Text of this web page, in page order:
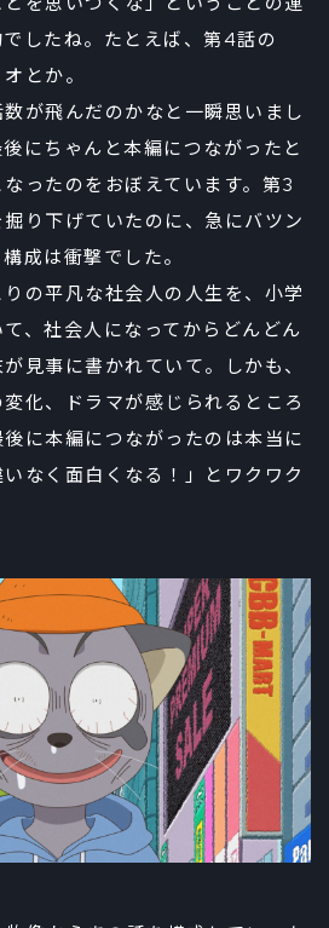
したね。たとえば、第4話の
とか。
が飛んだのかなと一瞬思いまし
にちゃんと本編につながったと
ったのをおぼえています。第3
り下げていたのに、急にバツン
成は衝撃でした。
の平凡な社会人の人生を、小学
、社会人になってからどんどん
見事に書かれていて。しかも、
化、ドラマが感じられるところ
に本編につながったのは本当に
なく面白くなる！」とワクワク